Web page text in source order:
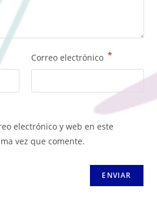
Correo electrónico *
electrónico y web en este
vez que comente.